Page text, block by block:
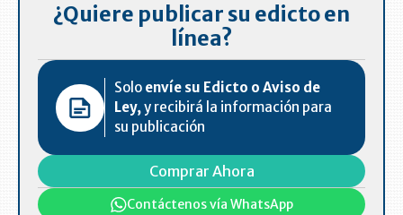
¿Quiere publicar su edicto en
línea?
Solo envíe su Edicto o Aviso de
Ley,y recibirá la información para
su publicación
Comprar Ahora
Contáctenos vía WhatsApp